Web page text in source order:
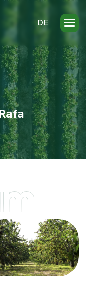
DE
Rafa